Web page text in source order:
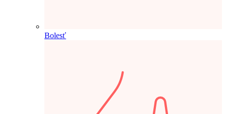
Bolesť